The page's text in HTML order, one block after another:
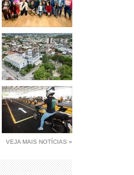
VEJA MAIS NOTÍCIAS »